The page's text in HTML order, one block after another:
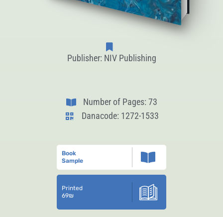
Publisher: NIV Publishing
Number of Pages: 73
Danacode: 1272-1533
Book
Sample
Printed
69₪